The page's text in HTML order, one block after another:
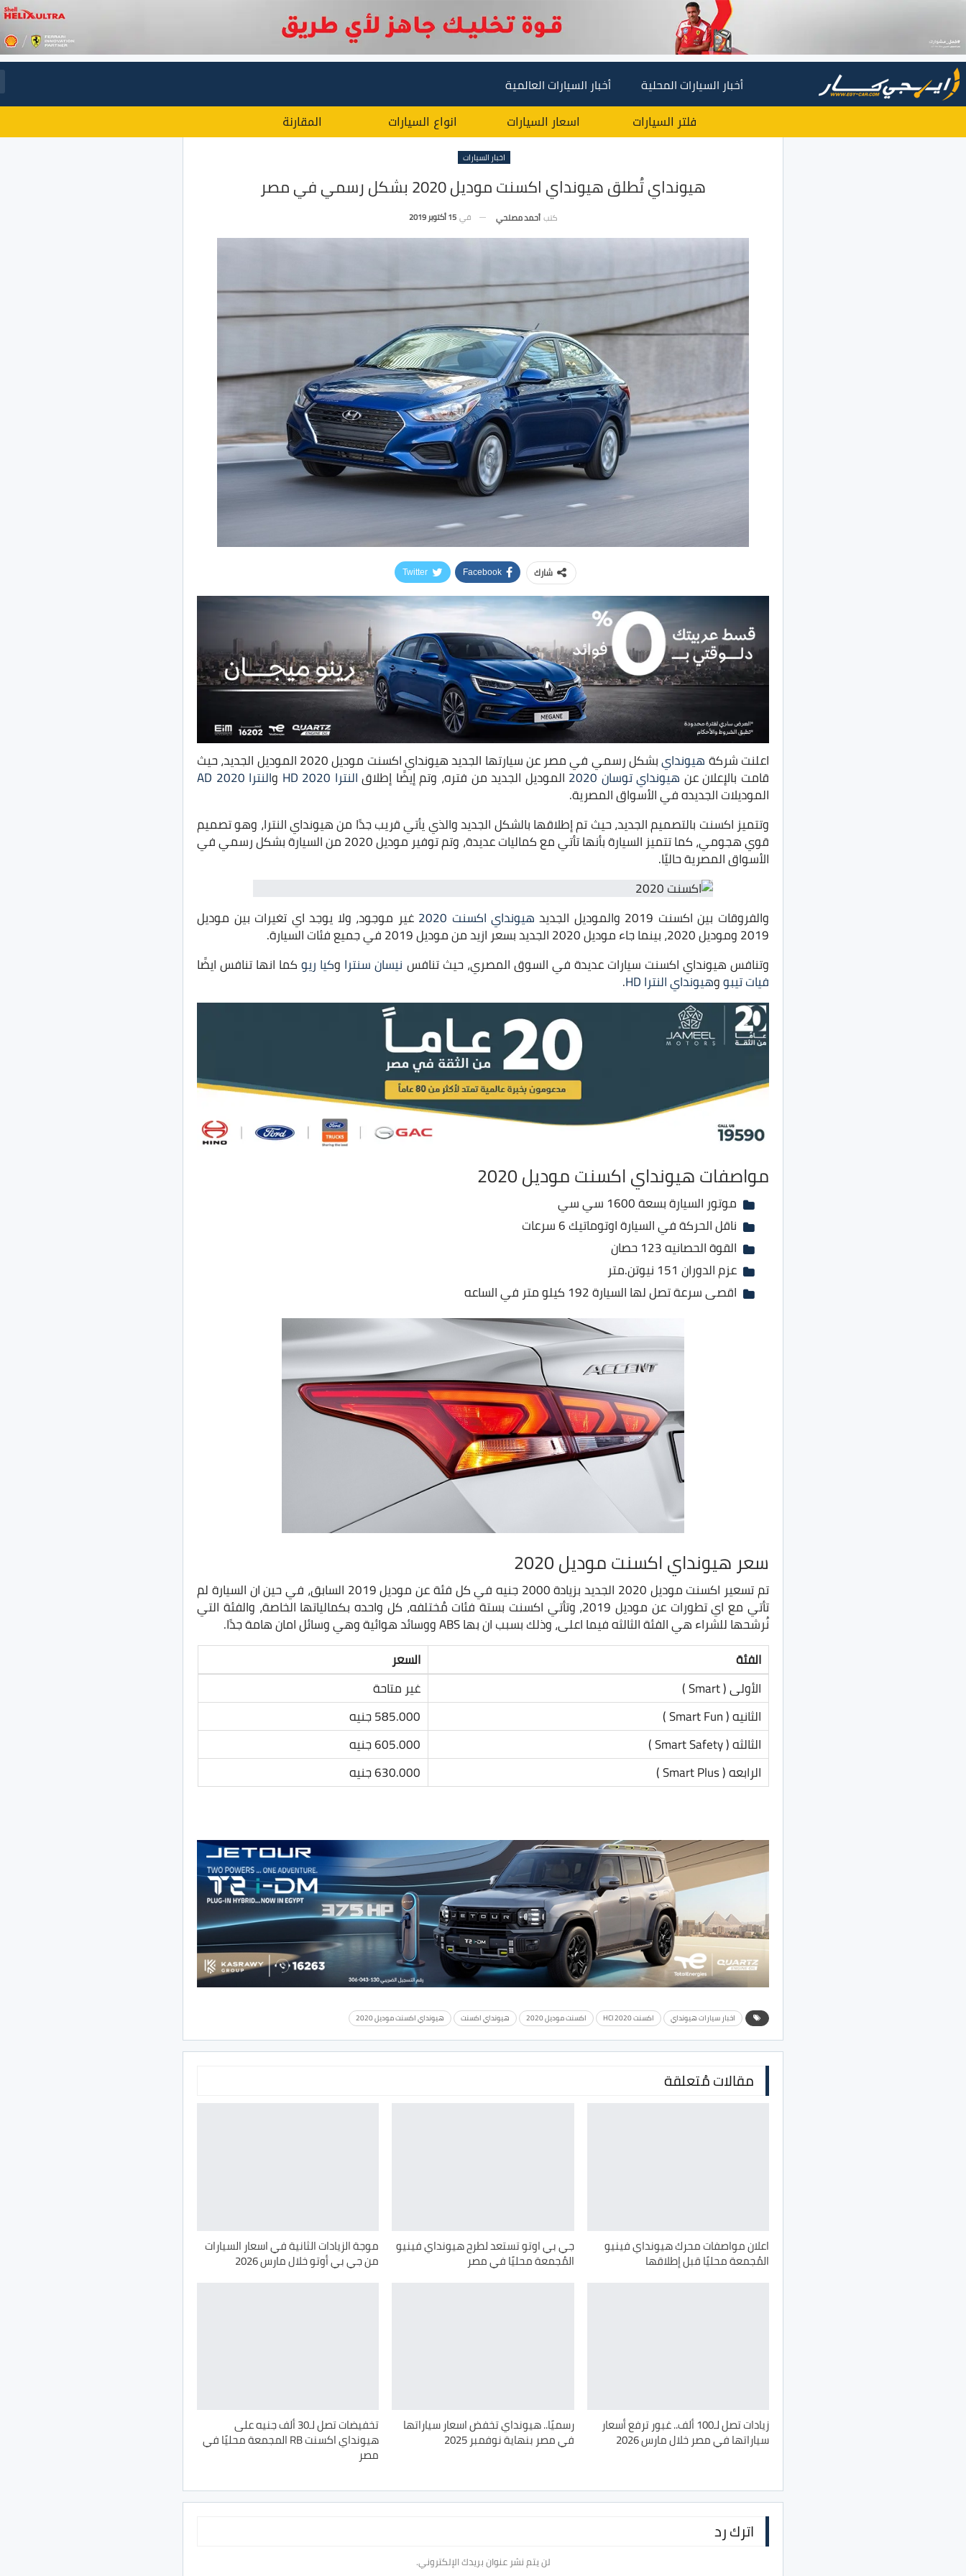
أخبار السيارات المحلية أخبار السيارات العالمية
فلتر السيارات اسعار السيارات انواع السيارات المقارنة
اخبار السيارات
هيونداي تُطلق هيونداي اكسنت موديل 2020 بشكل رسمي في مصر
كتب أحمد مصلحي في 15 أكتوبر 2019
شارك Facebook
Twitter
اعلنت شركةهيونداي بشكل رسمي في مصر عن سيارتها الجديد هيونداي اكسنت موديل 2020 الموديل الجديد، حيث
قامت بالإعلان عن هيونداي توسان 2020 الموديل الجديد من فتره، وتم إيضًا إطلاقالنترا HD 2020 والنترا AD 2020
الموديلات الجديده في الأسواق المصرية.
وتتميز اكسنت بالتصميم الجديد، حيث تم إطلاقها بالشكل الجديد والذي يأتي قريب جدًا من هيونداي النترا، وهو تصميم
قوي هجومي، كما تتميز السيارة بأنها تأتي مع كماليات عديدة، وتم توفير موديل 2020 من السيارة بشكل رسمي في
الأسواق المصرية حاليًا.
والفروقات بين اكسنت 2019 والموديل الجديد هيونداي اكسنت 2020 غير موجود، ولا يوجد اي تغيرات بين موديل
2019 وموديل 2020، بينما جاء موديل 2020 الجديد بسعر ازيد من موديل 2019 في جميع فئات السيارة.
وتنافس هيونداي اكسنت سيارات عديدة في السوق المصري، حيث تنافس نيسان سنترا وكيا ريوكما انها تنافس ايضًا
فيات تيبووهيونداي النترا HD .
مواصفات هيونداي اكسنت موديل 2020
موتور السيارة بسعة 1600 سي سي
ناقل الحركة في السيارة اوتوماتيك 6 سرعات
القوة الحصانيه 123 حصان
عزم الدوران 151 نيوتن.متر
اقصى سرعة تصل لها السيارة 192 كيلو متر في الساعه
سعر هيونداي اكسنت موديل 2020
تم تسعير اكسنت موديل 2020 الجديد بزيادة 2000 جنيه في كل فئة عن موديل 2019 السابق، في حين ان السيارة لم
تأتي مع اي تطورات عن موديل 2019، وتأتي اكسنت بستة فئات مُختلفه، كل واحده بكمالياتها الخاصة، والفئة التي
نُرشحها للشراء هي الفئة الثالثه فيما اعلى، وذلك بسبب ان بها ABS ووسائد هوائية وهي وسائل امان هامة جدًا.
الفئة
السعر
الأولى ( Smart )
غير متاحة
الثانيه ( Smart Fun )
585.000 جنيه
الثالثه ( Smart Safety )
605.000 جنيه
الرابعه ( Smart Plus )
630.000 جنيه
اخبار سيارات هيونداي اكسنت HCI 2020 اكسنت موديل 2020 هيونداي اكسنت هيونداي اكسنت موديل 2020
مقالات مُتعلقة
اعلان مواصفات محرك هيونداي فينيو
المُجمعة محليًا قبل إطلاقها
جي بي اوتو تستعد لطرح هيونداي فينيو
المُجمعة محليًا في مصر
موجة الزيادات الثانية في اسعار السيارات
من جي بي أوتو خلال مارس 2026
زيادات تصل لـ100 ألف.. غبور ترفع أسعار
سياراتها في مصر خلال مارس 2026
رسميًا.. هيونداي تخفض اسعار سياراتها
في مصر بنهاية نوفمبر 2025
تخفيضات تصل لـ30 ألف جنيه على
هيونداي اكسنت RB المجمعة محليًا في
مصر
اترك رد
لن يتم نشر عنوان بريدك الإلكتروني.